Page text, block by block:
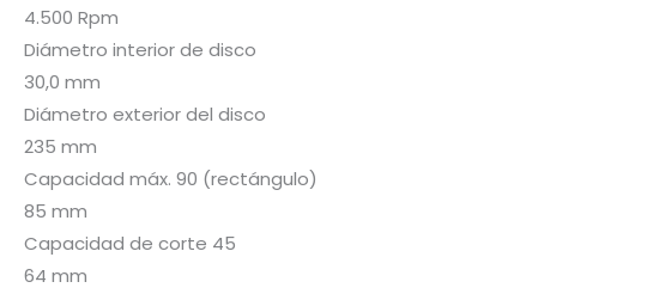
4.500 Rpm
Diámetro interior de disco
30,0 mm
Diámetro exterior del disco
235 mm
Capacidad máx. 90 (rectángulo)
85 mm
Capacidad de corte 45
64 mm